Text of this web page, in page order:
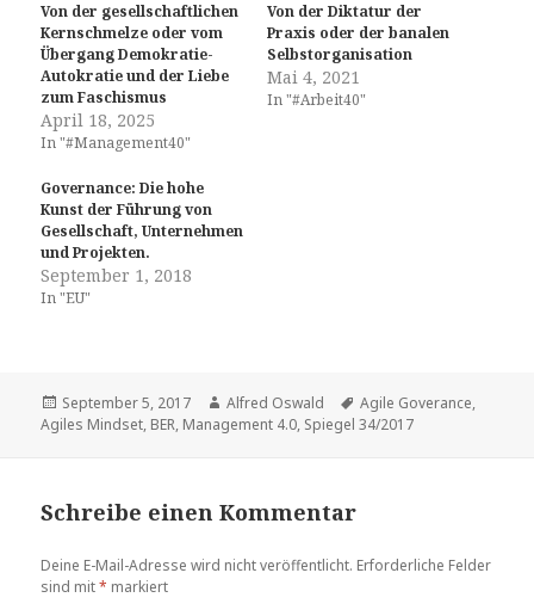
Von der gesellschaftlichen
Kernschmelze oder vom
Übergang Demokratie-
Autokratie und der Liebe
zum Faschismus
April 18, 2025
In "#Management40"
Von der Diktatur der
Praxis oder der banalen
Selbstorganisation
Mai 4, 2021
In "#Arbeit40"
Governance: Die hohe
Kunst der Führung von
Gesellschaft, Unternehmen
und Projekten.
September 1, 2018
In "EU"
Veröffentlicht
am
September 5, 2017 Autor
Alfred Oswald Tags
Agile Goverance,
Agiles Mindset, BER, Management 4.0, Spiegel 34/2017
Schreibe einen Kommentar
Deine E-Mail-Adresse wird nicht veröffentlicht. Erforderliche Felder
sind mit* markiert